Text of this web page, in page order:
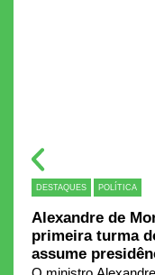
DESTAQUES POLÍTICA
Alexandre de
primeira turma
assume